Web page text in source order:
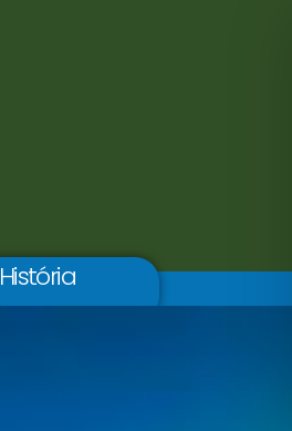
História